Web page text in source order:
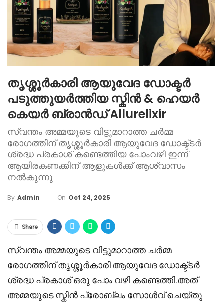
തൃശ്ശൂർകാരി ആയുവേദ ഡോക്ടർ
പടുത്തുയർത്തിയ സ്കിൻ & ഹെയർ
കെയർ ബ്രാൻഡ് Allurelixir
സ്വന്തം അമ്മയുടെ വിട്ടുമാറാത്ത ചർമ്മ
രോഗത്തിന് തൃശ്ശൂർകാരി ആയുവേദ ഡോക്ട്ടർ
ശ്രദ്ധ പ്രകാശ് കണ്ടെത്തിയ പോംവഴി ഇന്ന്
ആയിരകണക്കിന് ആളുകൾക്ക് ആശ്വാസം
നൽകുന്നു
By Admin On Oct 24, 2025
Share
സ്വന്തം അമ്മയുടെ വിട്ടുമാറാത്ത ചർമ്മ
രോഗത്തിന് തൃശ്ശൂർകാരി ആയുവേദ ഡോക്ട്ടർ
ശ്രദ്ധ പ്രകാശ് ഒരു പോം വഴി കണ്ടെത്തി.അത്
അമ്മയുടെ സ്കിൻ പ്രോബ്ലം സോൾവ് ചെയ്തു